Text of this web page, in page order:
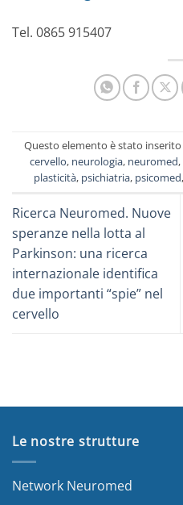
Tel. 0865 915407
Questo elemento è stato inserito
cervello, neurologia, neuromed,
plasticità, psichiatria, psicomed,
Ricerca Neuromed. Nuove
speranze nella lotta al
Parkinson: una ricerca
internazionale identifica
due importanti “spie” nel
cervello
Le nostre strutture
Network Neuromed